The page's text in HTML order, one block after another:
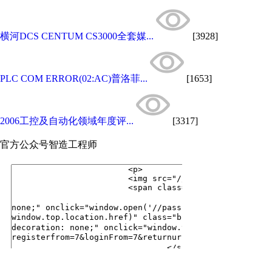
横河DCS CENTUM CS3000全套媒... [3928]
PLC COM ERROR(02:AC)普洛菲... [1653]
2006工控及自动化领域年度评... [3317]
官方公众号智造工程师